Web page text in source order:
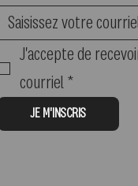
J'accepte de
courriel *
JE M'INSCRIS